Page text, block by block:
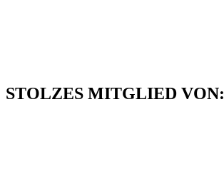
STOLZES MITGLIED VON: